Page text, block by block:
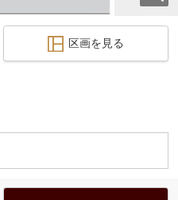
区画を見る